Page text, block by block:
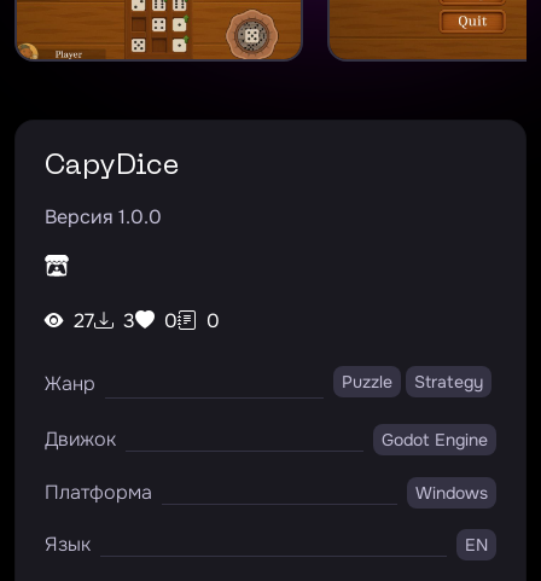
CapyDice
Версия 1.0.0
27 3 0 0
Жанр Puzzle Strategy
Движок Godot Engine
Платформа Windows
Язык EN